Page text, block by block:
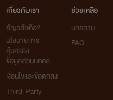
เกี่ยวกับเรา
ธัญวลัยคือ?
นโยบายการ
คุ้มครอง
ข้อมูลส่วนบุคคล
เงื่อนไขและข้อตกลง
Third-Party
ช่วยเหลือ
บทความ
FAQ